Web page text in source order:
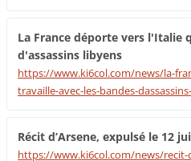
La France déporte vers l'Italie
d'assassins libyens
https://www.ki6col.com/news/la-
travaille-avec-les-bandes-
Récit d’Arsene, expulsé le 12
https://www.ki6col.com/news/recit-